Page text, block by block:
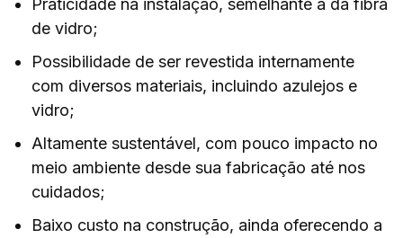
Praticidade na instalação, semelhante à da fibra
de vidro;
Possibilidade de ser revestida internamente
com diversos materiais, incluindo azulejos e
vidro;
Altamente sustentável, com pouco impacto no
meio ambiente desde sua fabricação até nos
cuidados;
Baixo custo na construção, ainda oferecendo a